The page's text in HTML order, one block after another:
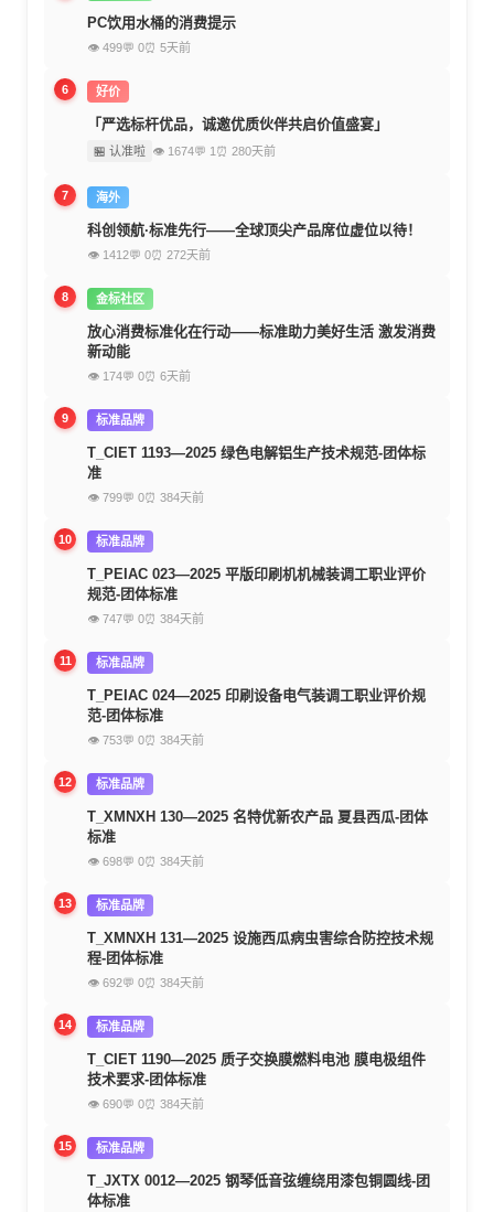
PC饮用水桶的消费提示
👁 499💬 0⏰ 5天前
6 好价
「严选标杆优品，诚邀优质伙伴共启价值盛宴」
🏪 认准啦 👁 1674💬 1 ⏰ 280天前
7 海外
科创领航·标准先行——全球顶尖产品席位虚位以待！
👁 1412💬 0⏰ 272天前
8 金标社区
放心消费标准化在行动——标准助力美好生活 激发消费
新动能
👁 174💬 0⏰ 6天前
9 标准品牌
T_CIET 1193—2025 绿色电解铝生产技术规范-团体标
准
👁 799💬 0⏰ 384天前
10 标准品牌
T_PEIAC 023—2025 平版印刷机机械装调工职业评价
规范-团体标准
👁 747💬 0⏰ 384天前
11 标准品牌
T_PEIAC 024—2025 印刷设备电气装调工职业评价规
范-团体标准
👁 753💬 0⏰ 384天前
12 标准品牌
T_XMNXH 130—2025 名特优新农产品 夏县西瓜-团体
标准
👁 698💬 0⏰ 384天前
13 标准品牌
T_XMNXH 131—2025 设施西瓜病虫害综合防控技术规
程-团体标准
👁 692💬 0⏰ 384天前
14 标准品牌
T_CIET 1190—2025 质子交换膜燃料电池 膜电极组件
技术要求-团体标准
👁 690💬 0⏰ 384天前
15 标准品牌
T_JXTX 0012—2025 钢琴低音弦缠绕用漆包铜圆线-团
体标准